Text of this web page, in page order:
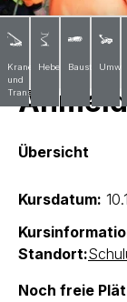
Krane
und
Transporte
Hebebühnen
Baustoffe
Übersicht
Kursdatum:
Standort:
Noch freie